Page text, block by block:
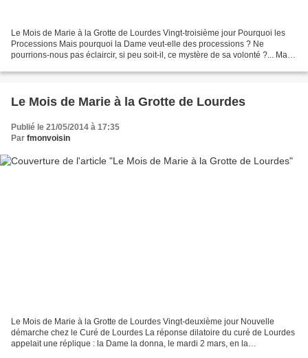
Le Mois de Marie à la Grotte de Lourdes Vingt-troisième jour Pourquoi les
Processions Mais pourquoi la Dame veut-elle des processions ? Ne
pourrions-nous pas éclaircir, si peu soit-il, ce mystère de sa volonté ?... Marie
Le Mois de Marie à la Grotte de Lourdes
Publié le 21/05/2014 à 17:35
Par fmonvoisin
Le Mois de Marie à la Grotte de Lourdes Vingt-deuxième jour Nouvelle
démarche chez le Curé de Lourdes La réponse dilatoire du curé de Lourdes
appelait une réplique : la Dame la donna, le mardi 2 mars, en la